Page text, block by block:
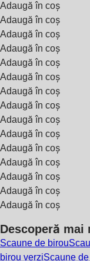
Adaugă în coș
Adaugă în coș
Adaugă în coș
Adaugă în coș
Adaugă în coș
Adaugă în coș
Adaugă în coș
Adaugă în coș
Adaugă în coș
Adaugă în coș
Adaugă în coș
Adaugă în coș
Adaugă în coș
Adaugă în coș
Adaugă în coș
Descoperă mai
Scaune de birou
birou verziScaune